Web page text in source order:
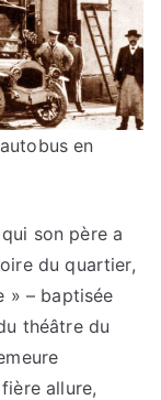
en
son père a
du quartier,
» – baptisée
théâtre du
allure,